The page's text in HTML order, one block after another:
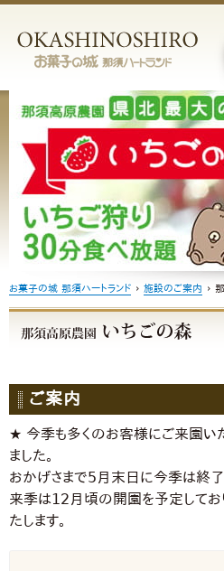
お菓子の城 那須ハートランド › 施設のご案内 ›
ご案内
★ 今季も多くのお客様にご来園い
ました。
おかげさまで5月末日に今季は終了
来季は12月頃の開園を予定してお
たします。